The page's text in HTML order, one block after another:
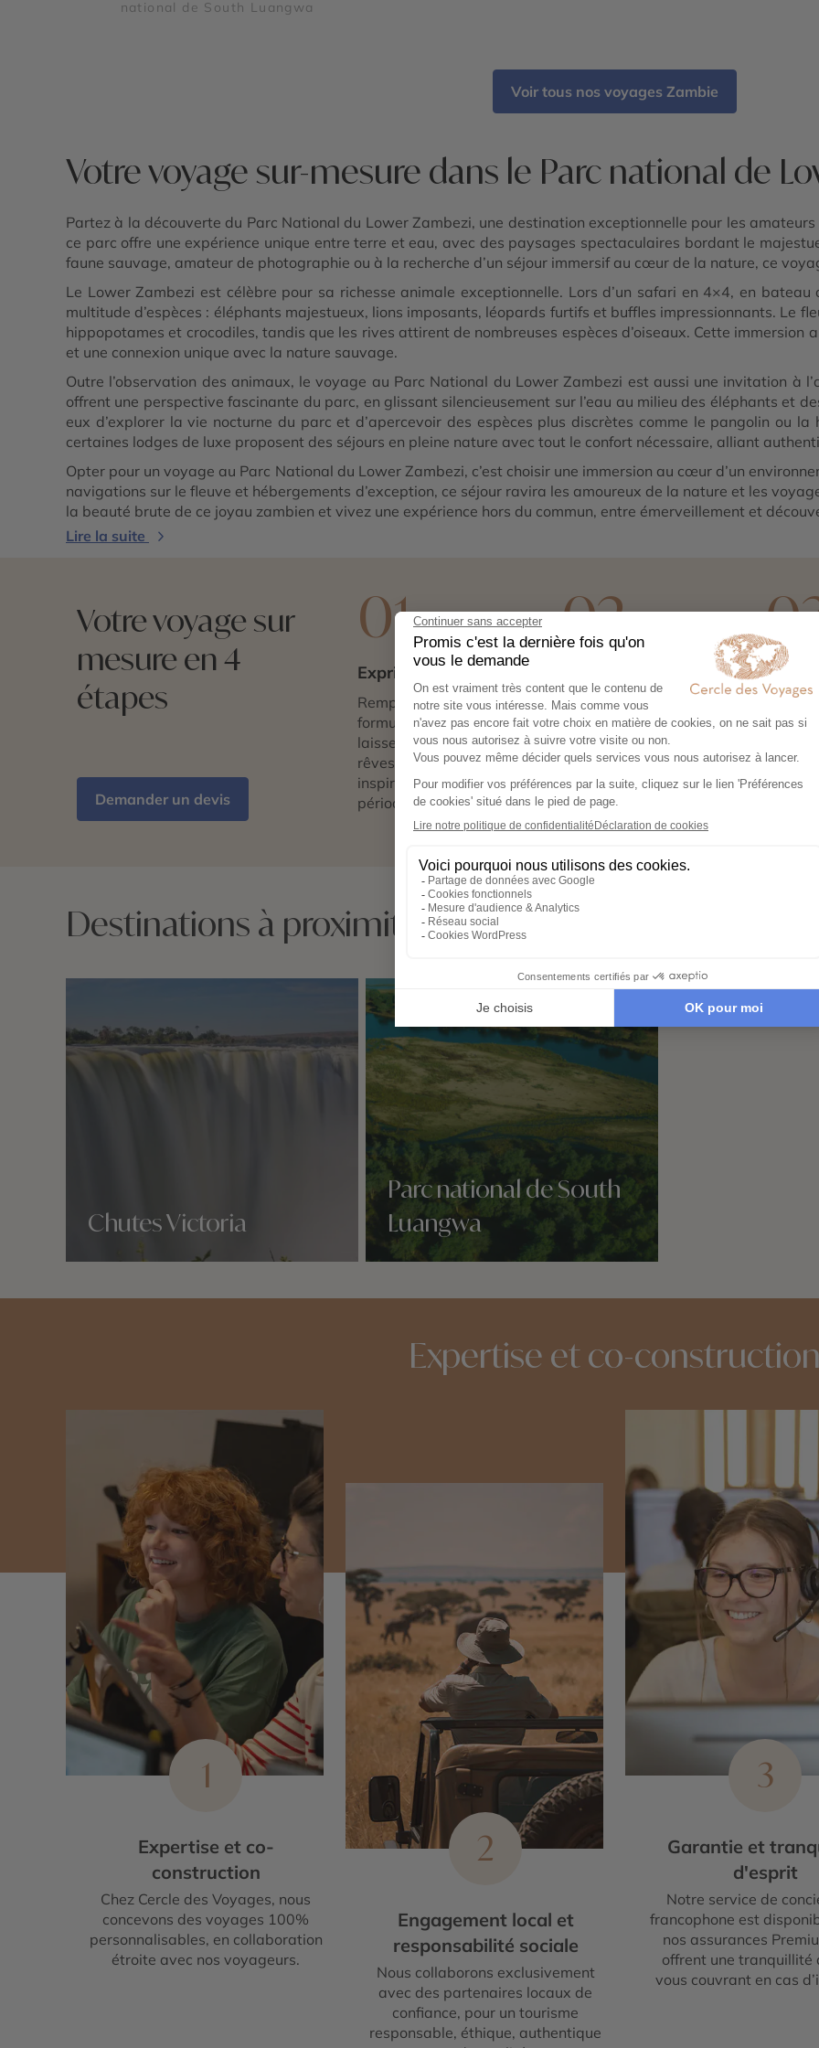
national de South Luangwa
Voir tous nos voyages Zambie
Votre voyage sur-mesure dans le Parc national de
Partez à la découverte du Parc National du Lower Zambezi, une destination exceptionnelle pour les
ce parc offre une expérience unique entre terre et eau, avec des paysages spectaculaires bordant le
faune sauvage, amateur de photographie ou à la recherche d’un séjour immersif au cœur de la nature, ce
Le Lower Zambezi est célèbre pour sa richesse animale exceptionnelle. Lors d’un safari en 4×4, en bateau
multitude d’espèces : éléphants majestueux, lions imposants, léopards furtifs et buffles impressionnants. Le
hippopotames et crocodiles, tandis que les rives attirent de nombreuses espèces d’oiseaux. Cette
et une connexion unique avec la nature sauvage.
Outre l’observation des animaux, le voyage au Parc National du Lower Zambezi est aussi une invitation à
offrent une perspective fascinante du parc, en glissant silencieusement sur l’eau au milieu des éléphants et
eux d’explorer la vie nocturne du parc et d’apercevoir des espèces plus discrètes comme le pangolin ou la
certaines lodges de luxe proposent des séjours en pleine nature avec tout le confort nécessaire, alliant
Opter pour un voyage au Parc National du Lower Zambezi, c’est choisir une immersion au cœur d’un
navigations sur le fleuve et hébergements d’exception, ce séjour ravira les amoureux de la nature et les
la beauté brute de ce joyau zambien et vivez une expérience hors du commun, entre émerveillement et
Lire la suite
Votre voyage sur
mesure en 4
étapes
Demander un devis
01
Exprimez vos envies
Remplissez notre
formulaire en ligne et
laissez libre cours à vos
rêves de voyage :
inspirations, budget,
période idéale…
02
Co-construisez votre
itinéraire
Échangez avec un
conseiller-expert pour
créer un voyage à votre
image, adapté à vos
envies et à votre rythme.
nous
Destinations à proximité de Parc national de Lower
Chutes Victoria
Parc national de South
Luangwa
Expertise et co-
1
Expertise et co-
construction
Chez Cercle des Voyages, nous
concevons des voyages 100%
personnalisables, en collaboration
étroite avec nos voyageurs.
2
Engagement local et
responsabilité sociale
Nous collaborons exclusivement
avec des partenaires locaux de
confiance, pour un tourisme
responsable, éthique, authentique
3
Garantie et
d'esprit
Notre service de
francophone est
nos assurances
offrent une tranquillité
vous couvrant en cas